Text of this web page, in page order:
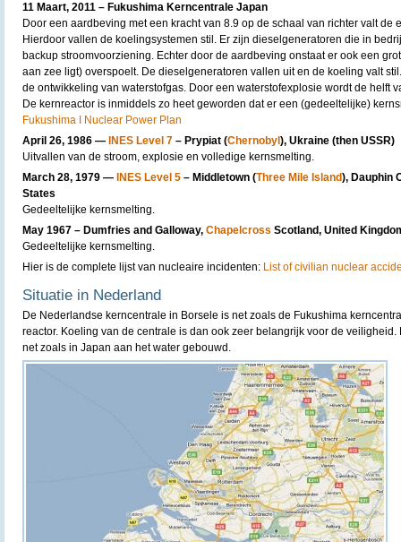
11 Maart, 2011 – Fukushima Kerncentrale Japan
Door een aardbeving met een kracht van 8.9 op de schaal van richter valt de
Hierdoor vallen de koelingsystemen stil. Er zijn dieselgeneratoren die in
backup stroomvoorziening. Echter door de aardbeving onstaat er ook een
aan zee ligt) overspoelt. De dieselgeneratoren vallen uit en de koeling valt
de ontwikkeling van waterstofgas. Door een waterstofexplosie wordt de helft
De kernreactor is inmiddels zo heet geworden dat er een (gedeeltelijke)
Fukushima I Nuclear Power Plan
April 26, 1986 — INES Level 7 – Prypiat (Chernobyl ), Ukraine (then USSR)
Uitvallen van de stroom, explosie en volledige kernsmelting.
March 28, 1979 — INES Level 5 – Middletown (Three Mile Island), Dauphin
States
Gedeeltelijke kernsmelting.
May 1967 – Dumfries and Galloway, Chapelcross Scotland, United
Gedeeltelijke kernsmelting.
Hier is de complete lijst van nucleaire incidenten: List of civilian nuclear
Situatie in Nederland
De Nederlandse kerncentrale in Borsele is net zoals de Fukushima
reactor. Koeling van de centrale is dan ook zeer belangrijk voor de veiligheid.
net zoals in Japan aan het water gebouwd.